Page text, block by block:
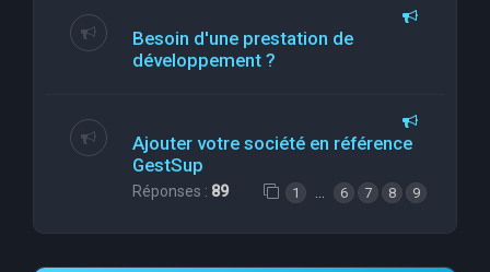
Besoin d'une prestation de
développement ?
Ajouter votre société en référence
GestSup
Réponses : 89 1 … 6 7 8 9